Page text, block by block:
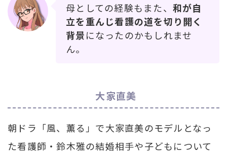
母としての経験もまた、 和が自
立を重んじ看護の道を切り開く
背景になったのかもしれませ
ん。
大家直美
朝ドラ「風、薫る」で大家直美のモデルとなっ
た看護師・鈴木雅の結婚相手や子どもについて